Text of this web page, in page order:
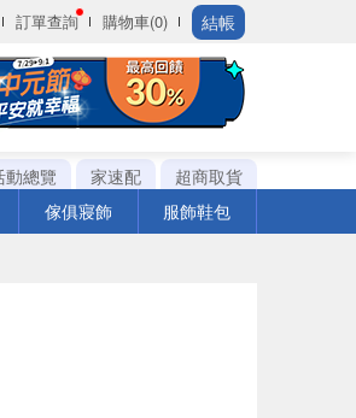
訂單查詢 購物車(0) 結帳
動總覽 家速配
超商取貨
傢俱寢飾 服飾鞋包